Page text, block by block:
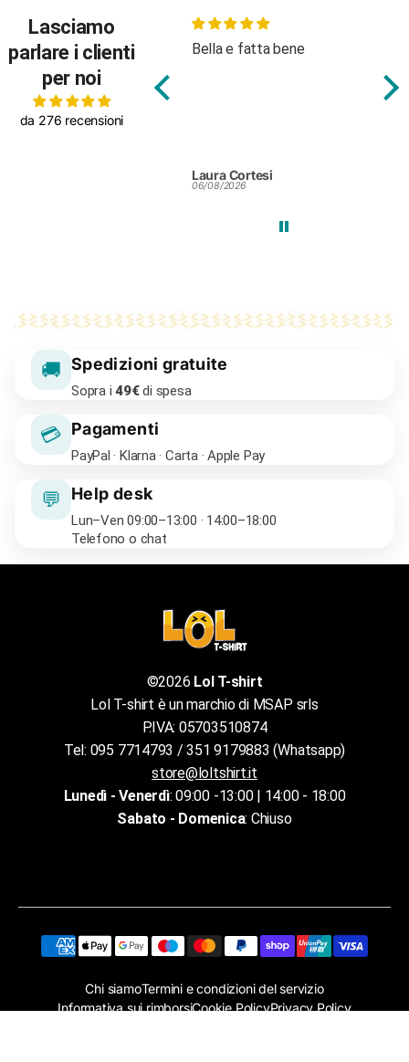
Lasciamo
parlare i clienti
per noi
da 276 recensioni
Bella e fatta bene
Body molto carino, buon
Silvia Colendi
25/07/2026
🚚 Spedizioni gratuite
Sopra i49€di spesa
💳 Pagamenti
PayPal · Klarna · Carta · Apple Pay
💬 Help desk
Lun–Ven 09:00–13:00 · 14:00–18:00
Telefono o chat
©2026 Lol T-shirt
Lol T-shirt è un marchio di MSAP srls
P.IVA: 05703510874
Tel: 095 7714793 / 351 9179883 (Whatsapp)
store@loltshirt.it
Lunedì - Venerdì: 09:00 -13:00 | 14:00 - 18:00
Sabato - Domenica: Chiuso
Chi siamoTermini e condizioni del servizio
Informativa sui rimborsiCookie PolicyPrivacy Policy